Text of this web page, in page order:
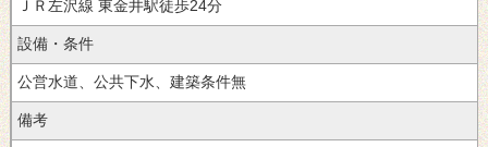
徒歩24分
設備・条件
公営水道、公共下水、建築条件無
備考